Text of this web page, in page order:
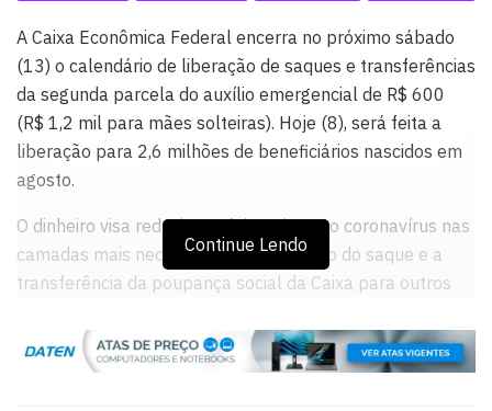
A Caixa Econômica Federal encerra no próximo sábado
(13) o calendário de liberação de saques e transferências
da segunda parcela do auxílio emergencial de R$ 600
(R$ 1,2 mil para mães solteiras). Hoje (8), será feita a
liberação para 2,6 milhões de beneficiários nascidos em
agosto.
O dinheiro visa reduzir os efeitos do novo coronavírus nas
camadas mais necessitadas. A liberação do saque e a
transferência da poupança social da Caixa para outros
nascimento dos beneficiários. Os recursos estão sendo
transferidos automaticamente para as contas indicadas.
Continue Lendo